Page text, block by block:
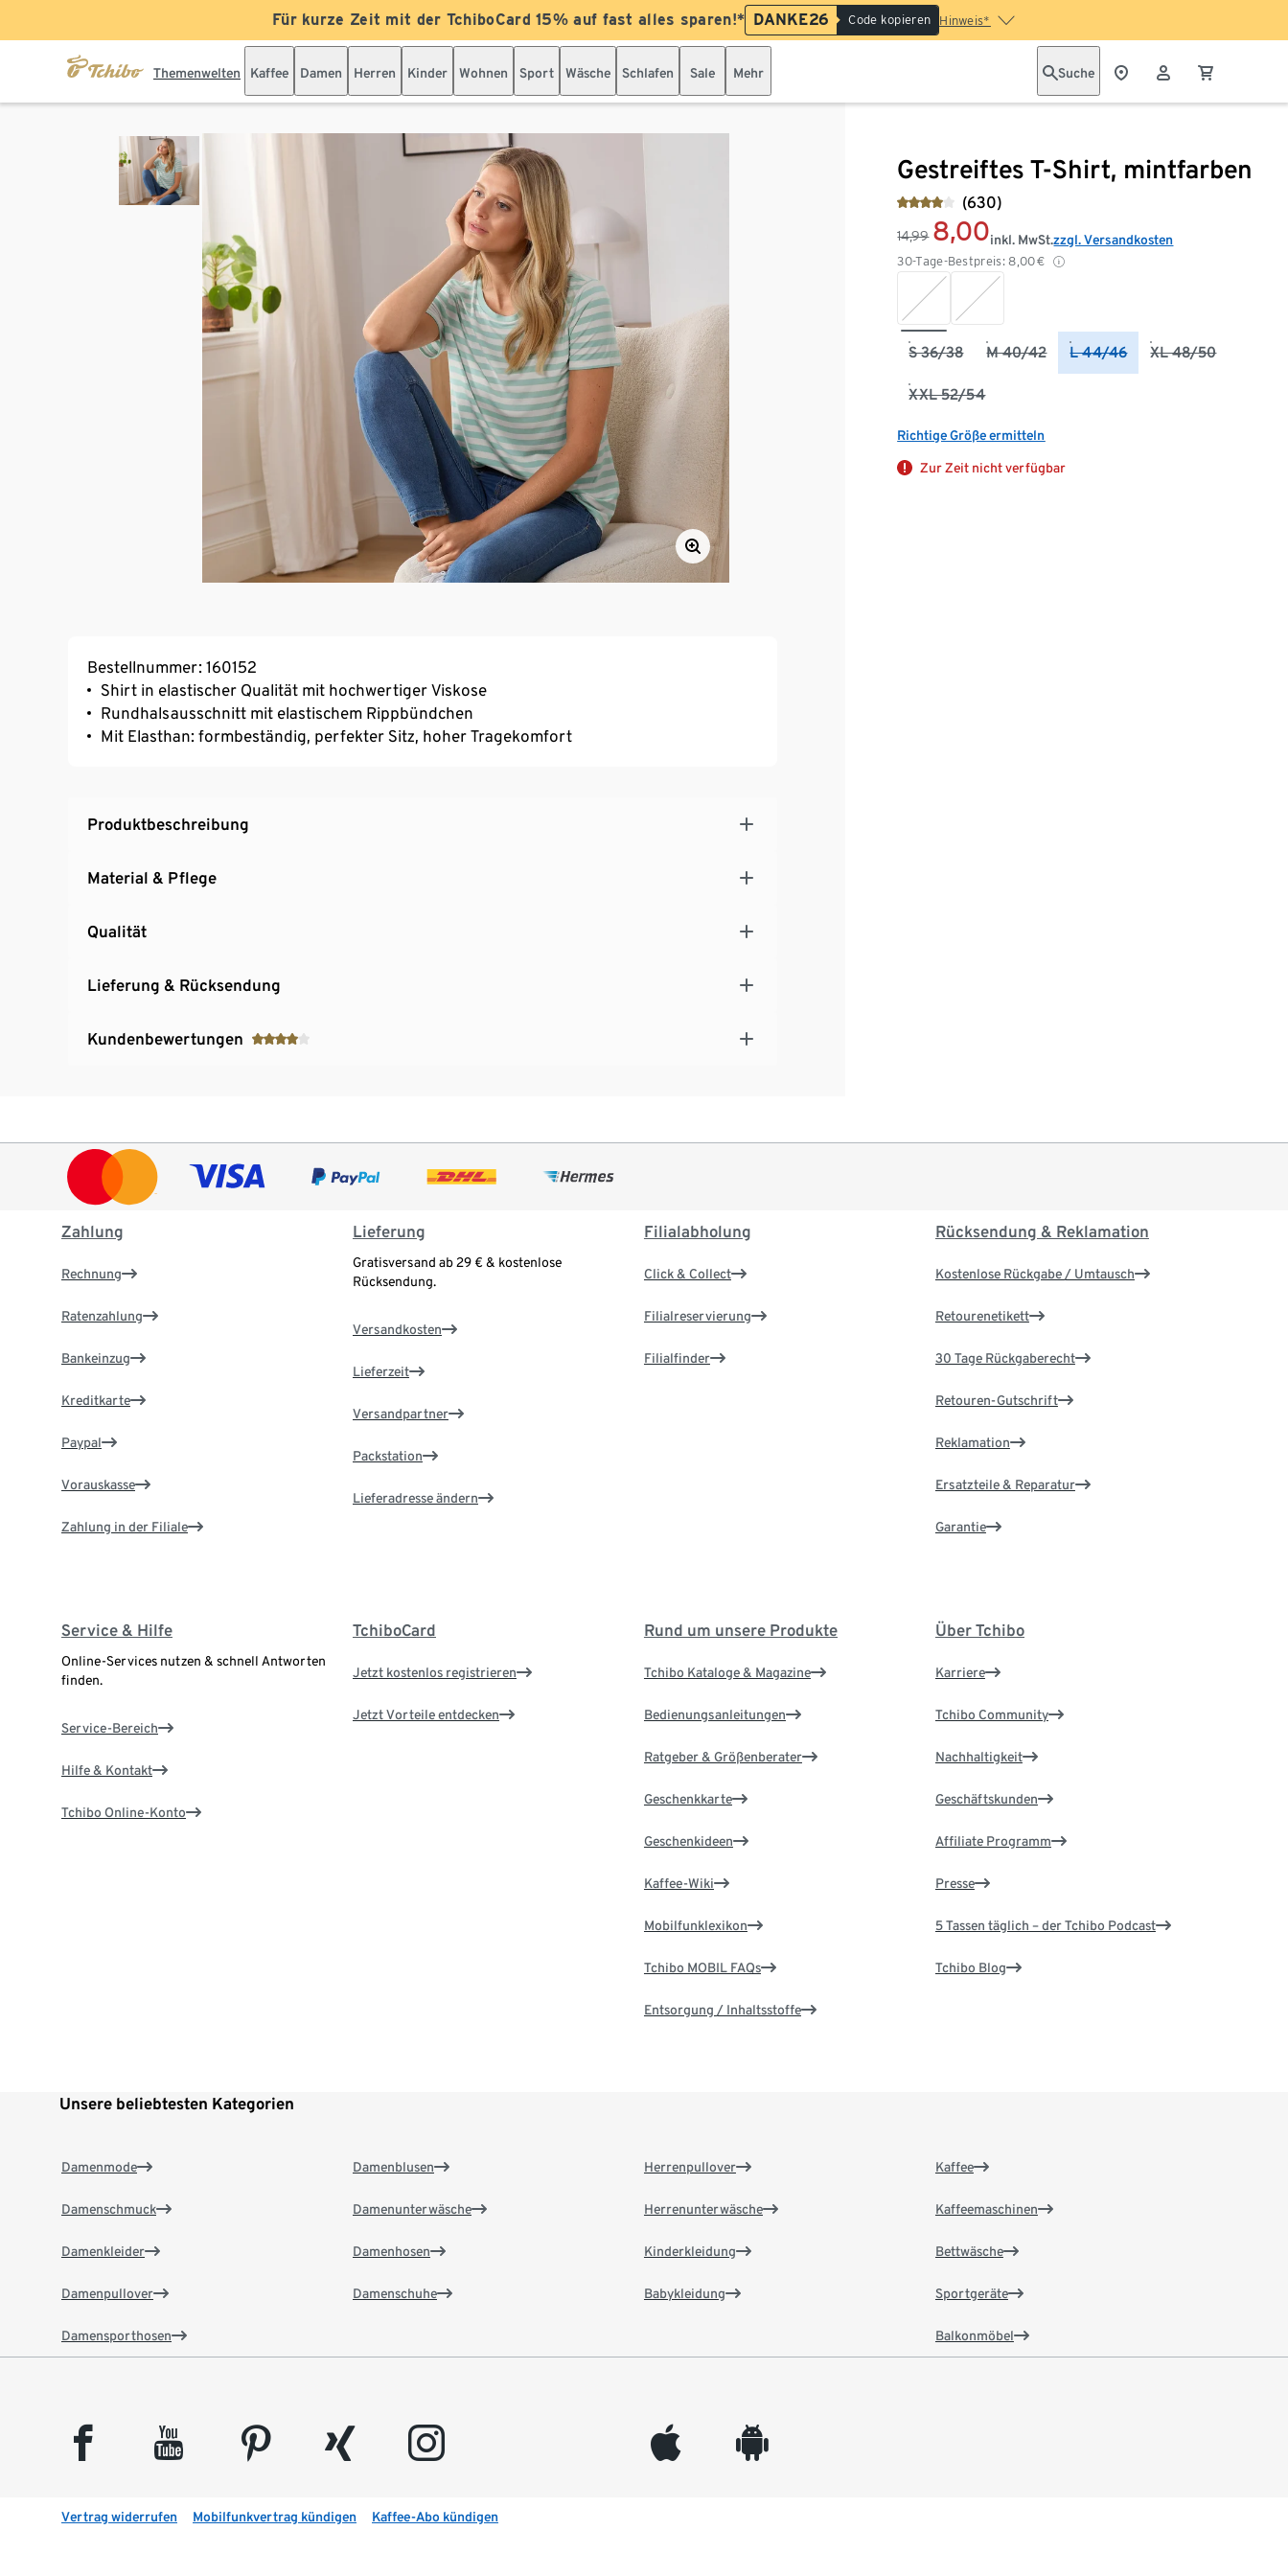
Für kurze Zeit mit der TchiboCard 15% auf fast alles sparen!* DANKE26 Code kopieren Hinweis*
Themenwelten Kaffee Damen Herren Kinder Wohnen Sport Wäsche Schlafen Sale Mehr Suche
Gestreiftes T-Shirt, mintfarben
(630)
14,99 8,00
30-Tage-Bestpreis: 8,00€
inkl. MwSt.zzgl. Versandkosten
S 36/38 M 40/42 L 44/46 XL 48/50
XXL 52/54
Richtige Größe ermitteln
Zur Zeit nicht verfügbar
Bestellnummer: 160152
Shirt in elastischer Qualität mit hochwertiger Viskose
Rundhalsausschnitt mit elastischem Rippbündchen
Mit Elasthan: formbeständig, perfekter Sitz, hoher Tragekomfort
Produktbeschreibung
Material & Pflege
Qualität
Lieferung & Rücksendung
Kundenbewertungen
Zahlung
Rechnung
Ratenzahlung
Bankeinzug
Kreditkarte
Paypal
Vorauskasse
Zahlung in der Filiale
Lieferung
Gratisversand ab 29 € & kostenlose
Rücksendung.
Versandkosten
Lieferzeit
Versandpartner
Packstation
Lieferadresse ändern
Filialabholung
Click & Collect
Filialreservierung
Filialfinder
Rücksendung & Reklamation
Kostenlose Rückgabe / Umtausch
Retourenetikett
30 Tage Rückgaberecht
Retouren-Gutschrift
Reklamation
Ersatzteile & Reparatur
Garantie
Service & Hilfe
Online-Services nutzen & schnell Antworten
finden.
Service-Bereich
Hilfe & Kontakt
Tchibo Online-Konto
TchiboCard
Jetzt kostenlos registrieren
Jetzt Vorteile entdecken
Rund um unsere Produkte
Tchibo Kataloge & Magazine
Bedienungsanleitungen
Ratgeber & Größenberater
Geschenkkarte
Geschenkideen
Kaffee-Wiki
Mobilfunklexikon
Tchibo MOBIL FAQs
Entsorgung / Inhaltsstoffe
Über Tchibo
Karriere
Tchibo Community
Nachhaltigkeit
Geschäftskunden
Affiliate Programm
Presse
5 Tassen täglich – der Tchibo Podcast
Tchibo Blog
Unsere beliebtesten Kategorien
Damenmode
Damenschmuck
Damenkleider
Damenpullover
Damensporthosen
Damenblusen
Damenunterwäsche
Damenhosen
Damenschuhe
Herrenpullover
Herrenunterwäsche
Kinderkleidung
Babykleidung
Kaffee
Kaffeemaschinen
Bettwäsche
Sportgeräte
Balkonmöbel
facebook youtube pinterest xing instagram appleinc android
Vertrag widerrufen Mobilfunkvertrag kündigen Kaffee-Abo kündigen